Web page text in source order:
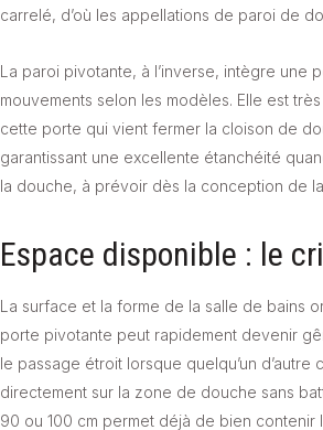
carrelé, d’où les appellations de paroi de
La paroi pivotante, à l’inverse, intègre une
mouvements selon les modèles. Elle est
cette porte qui vient fermer la cloison de
garantissant une excellente étanchéité
la douche, à prévoir dès la conception de
Espace disponible : le
La surface et la forme de la salle de bains
porte pivotante peut rapidement devenir
le passage étroit lorsque quelqu’un d’autre
directement sur la zone de douche sans
90 ou 100 cm permet déjà de bien